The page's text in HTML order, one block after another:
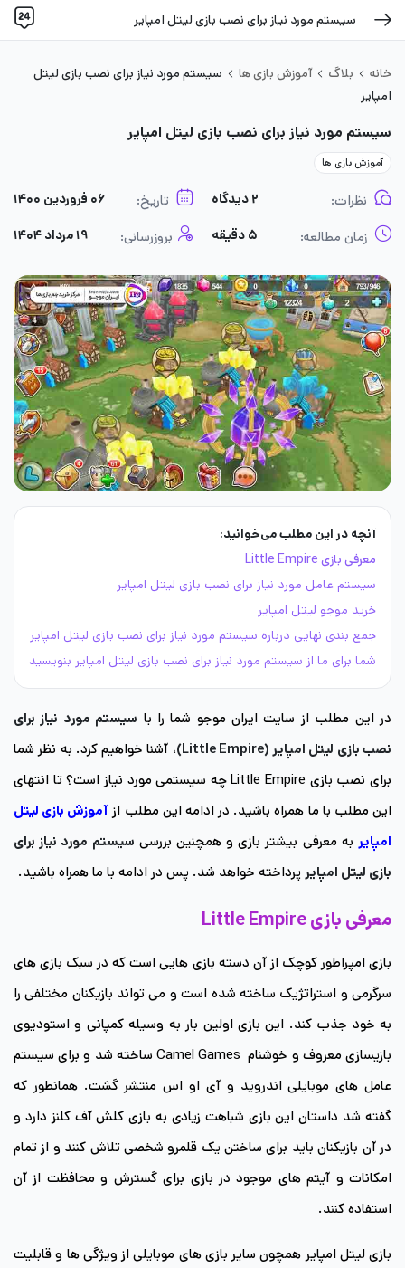
سیستم مورد نیاز برای نصب بازی لیتل امپایر
خانه بلاگ آموزش بازی ها
سیستم مورد نیاز برای نصب بازی لیتل
امپایر
سیستم مورد نیاز برای نصب بازی لیتل امپایر
آموزش بازی ها
نظرات: ۲ دیدگاه تاریخ: ۰۶ فروردین ۱۴۰۰
زمان مطالعه: ۵ دقیقه بروزرسانی: ۱۹ مرداد ۱۴۰۴
آنچه در این مطلب می‌خوانید:
معرفی بازی Little Empire
سیستم عامل مورد نیاز برای نصب بازی لیتل امپایر
خرید موجو لیتل امپایر
جمع بندی نهایی درباره سیستم مورد نیاز برای نصب بازی لیتل امپایر
شما برای ما از سیستم مورد نیاز برای نصب بازی لیتل امپایر بنویسید
در این مطلب از سایت ایران موجو شما را با سیستم مورد نیاز برای
نصب بازی لیتل امپایر (Little Empire)
، آشنا خواهیم کرد. به نظر شما
برای نصب بازی Little Empire چه سیستمی مورد نیاز است؟ تا انتهای
این مطلب با ما همراه باشید. در ادامه این مطلب از آموزش بازی لیتل
امپایر به معرفی بیشتر بازی و همچنین بررسی سیستم مورد نیاز برای
بازی لیتل امپایر پرداخته خواهد شد. پس در ادامه با ما همراه باشید.
معرفی بازی Little Empire
بازی امپراطور کوچک از آن دسته بازی هایی است که در سبک بازی های
سرگرمی و استراتژیک ساخته شده است و می تواند بازیکنان مختلفی را
به خود جذب کند. این بازی اولین بار به وسیله کمپانی و استودیوی
بازیسازی معروف و خوشنام Camel Games ساخته شد و برای سیستم
عامل های موبایلی اندروید و آی او اس منتشر گشت. همانطور که
گفته شد داستان این بازی شباهت زیادی به بازی کلش آف کلنز دارد و
در آن بازیکنان باید برای ساختن یک قلمرو شخصی تلاش کنند و از تمام
امکانات و آیتم های موجود در بازی برای گسترش و محافظت از آن
استفاده کنند.
بازی لیتل امپایر همچون سایر بازی های موبایلی از ویژگی ها و قابلیت